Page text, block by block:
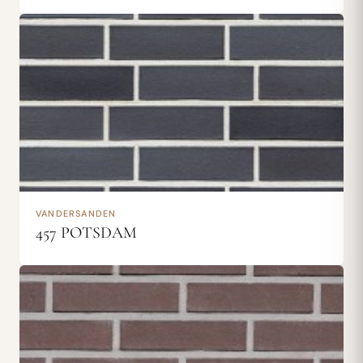
VANDERSANDEN
457 POTSDAM